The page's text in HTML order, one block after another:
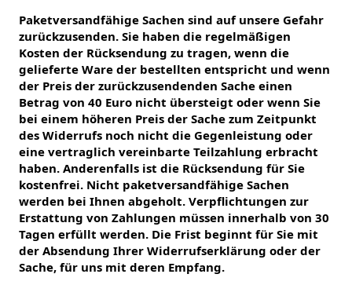
Paketversandfähige Sachen sind auf unsere Gefahr
zurückzusenden. Sie haben die regelmäßigen
Kosten der Rücksendung zu tragen, wenn die
gelieferte Ware der bestellten entspricht und wenn
der Preis der zurückzusendenden Sache einen
Betrag von 40 Euro nicht übersteigt oder wenn Sie
bei einem höheren Preis der Sache zum Zeitpunkt
des Widerrufs noch nicht die Gegenleistung oder
eine vertraglich vereinbarte Teilzahlung erbracht
haben. Anderenfalls ist die Rücksendung für Sie
kostenfrei. Nicht paketversandfähige Sachen
werden bei Ihnen abgeholt. Verpflichtungen zur
Erstattung von Zahlungen müssen innerhalb von 30
Tagen erfüllt werden. Die Frist beginnt für Sie mit
der Absendung Ihrer Widerrufserklärung oder der
Sache, für uns mit deren Empfang.